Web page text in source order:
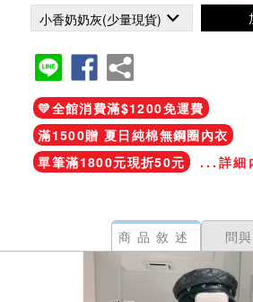
💛全館消費滿$1200免運費
滿1500贈 夏日純棉無鋼圈內衣
單筆滿1800元現折50元
...詳細
商品敘述 問